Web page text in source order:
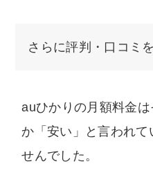
さらに評判・口コミ
auひかりの月額料金
か「安い」と言われて
せんでした。